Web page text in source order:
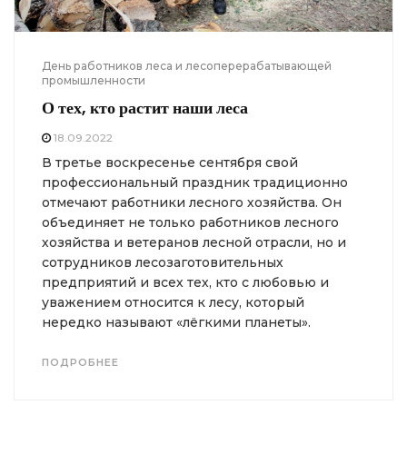
День работников леса и лесоперерабатывающей
промышленности
О тех, кто растит наши леса
18.09.2022
В третье воскресенье сентября свой
профессиональный праздник традиционно
отмечают работники лесного хозяйства. Он
объединяет не только работников лесного
хозяйства и ветеранов лесной отрасли, но и
сотрудников лесозаготовительных
предприятий и всех тех, кто с любовью и
уважением относится к лесу, который
нередко называют «лёгкими планеты».
ПОДРОБНЕЕ